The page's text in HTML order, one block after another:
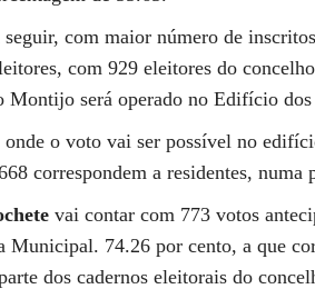
com maior número de
com 929 eleitores do
Montijo será operado no Edifício dos
onde o voto vai ser possível no
correspondem a residentes, numa
vai contar com 773 votos
Municipal. 74.26 por cento, a que
dos cadernos eleitorais do